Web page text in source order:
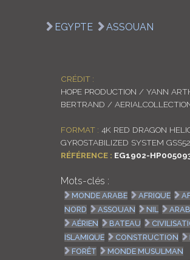
EGYPTE ASSOUAN
CRÉDIT :
HOPE PRODUCTION / YANN
BERTRAND /
FORMAT : 4K RED DRAGON
GYROSTABILIZED SYSTEM
RÉFÉRENCE : EG1902-
Mots-clés :
MONDE ARABE AFRIQUE
NORD
ASSOUAN NIL
AÉRIEN
BATEAU
ISLAMIQUE
CONSTRUCTION
FORÊT
MONDE MUSULMAN